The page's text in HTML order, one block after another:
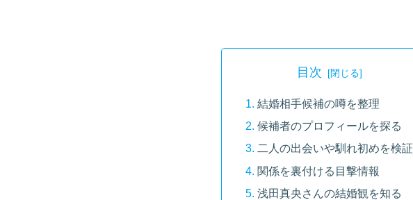
目次
結婚相手候補の噂を整理
候補者のプロフィールを探る
二人の出会いや馴れ初めを検証
関係を裏付ける目撃情報
浅田真央さんの結婚観を知る